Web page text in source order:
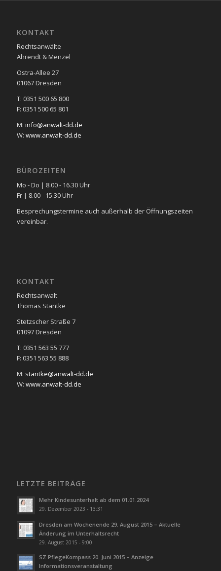
KONTAKT
Rechtsanwälte
Ahrendt & Menzel
Ostra-Allee 27
01067 Dresden
T: 0351 500 65 800
F: 0351 500 65 801
M: info@anwalt-dd.de
W: www.anwalt-dd.de
BÜROZEITEN
Mo - Do | 8.00 - 16.30 Uhr
Fr | 8.00 - 15.30 Uhr
Besprechungstermine auch außerhalb der Öffnungszeiten
vereinbar.
KONTAKT
Rechtsanwalt
Thomas Stantke
Stetzscher Straße 7
01097 Dresden
T: 0351 563 55 777
F: 0351 563 55 888
M: stantke@anwalt-dd.de
W: www.anwalt-dd.de
LETZTE BEITRÄGE
Mehr Kindesunterhalt ab dem 01.01.2024
29. Dezember 2023 - 13:31
Dresden am Wochenende 29. August 2015 – Aktuelle
Änderung im Unterhaltsrecht
29. August 2015 - 9:00
SZ PflegeKompass 20. Juni 2015 – Anzeige
Informationsveranstaltung